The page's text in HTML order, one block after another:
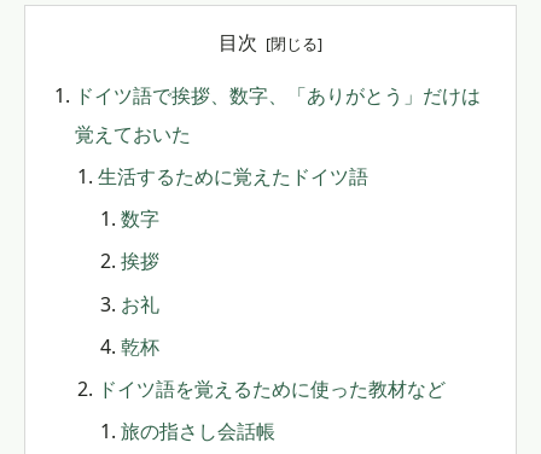
目次
ドイツ語で挨拶、数字、「ありがとう」だけは
覚えておいた
生活するために覚えたドイツ語
数字
挨拶
お礼
乾杯
ドイツ語を覚えるために使った教材など
旅の指さし会話帳